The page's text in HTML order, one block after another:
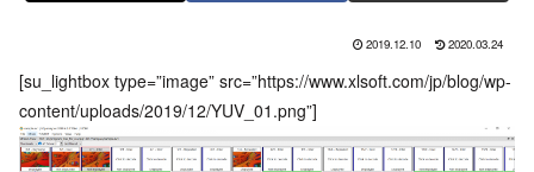
2019.12.10 2020.03.24
[su_lightbox type=”image” src=”https://www.xlsoft.com/jp/blog/wp-
content/uploads/2019/12/YUV_01.png”]